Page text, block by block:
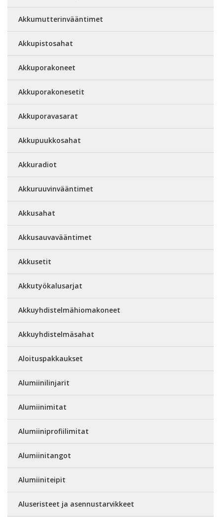
Akkumutterinvääntimet
Akkupistosahat
Akkuporakoneet
Akkuporakonesetit
Akkuporavasarat
Akkupuukkosahat
Akkuradiot
Akkuruuvinvääntimet
Akkusahat
Akkusauvavääntimet
Akkusetit
Akkutyökalusarjat
Akkuyhdistelmähiomakoneet
Akkuyhdistelmäsahat
Aloituspakkaukset
Alumiinilinjarit
Alumiinimitat
Alumiiniprofiilimitat
Alumiinitangot
Alumiiniteipit
Aluseristeet ja asennustarvikkeet